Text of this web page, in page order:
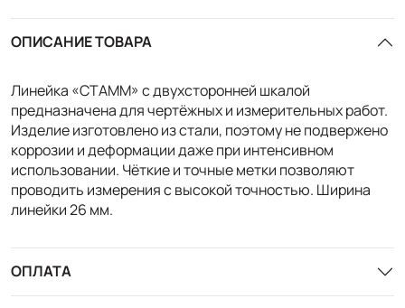
ОПИСАНИЕ ТОВАРА
Линейка «СТАММ» с двухсторонней шкалой
предназначена для чертёжных и измерительных работ.
Изделие изготовлено из стали, поэтому не подвержено
коррозии и деформации даже при интенсивном
использовании. Чёткие и точные метки позволяют
проводить измерения с высокой точностью. Ширина
линейки 26 мм.
ОПЛАТА